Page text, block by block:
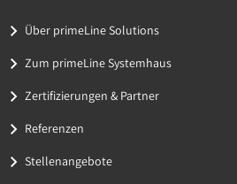
Über primeLine Solutions
Zum primeLine Systemhaus
Zertifizierungen & Partner
Referenzen
Stellenangebote